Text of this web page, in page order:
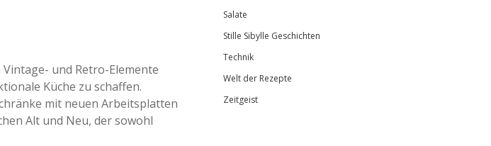
und Retro-Elemente
Küche zu schaffen.
mit neuen Arbeitsplatten
Alt und Neu, der sowohl
Salate
Stille Sibylle Geschichten
Technik
Welt der Rezepte
Zeitgeist